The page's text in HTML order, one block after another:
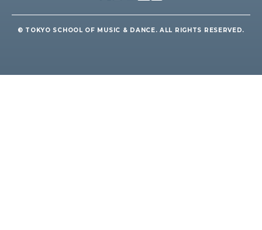
© TOKYO SCHOOL OF MUSIC & DANCE. ALL RIGHTS RESERVED.